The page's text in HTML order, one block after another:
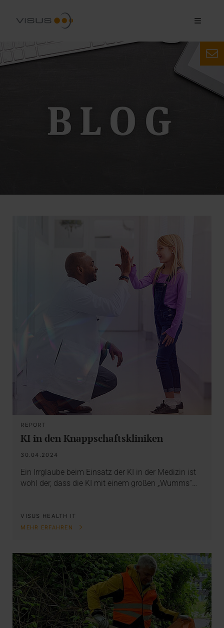
REPORT
KI in den Knappschaftskliniken
30.04.2024
Ein Irrglaube beim Einsatz der KI in der Medizin ist
wohl der, dass die KI mit einem großen „Wumms“…
VISUS HEALTH IT
MEHR ERFAHREN